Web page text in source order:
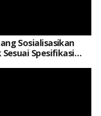
Sosialisasikan
Spesifikasi